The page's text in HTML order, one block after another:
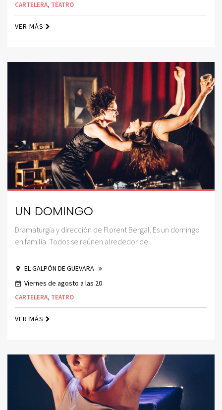
CARTELERA, TEATRO
VER MÁS
UN DOMINGO
Dramaturgia y dirección de Florent Bergal. Es un domingo
en familia. Todos se reúnen alrededor de...
EL GALPÓN DE GUEVARA
Viernes de agosto a las 20
CARTELERA, TEATRO
VER MÁS